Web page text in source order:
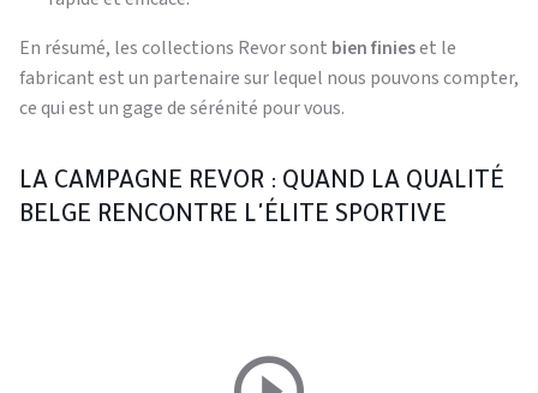
En résumé, les collections Revor sont bien finieset le
fabricant est un partenaire sur lequel nous pouvons compter,
ce qui est un gage de sérénité pour vous.
LA CAMPAGNE REVOR : QUAND LA QUALITÉ
BELGE RENCONTRE L'ÉLITE SPORTIVE